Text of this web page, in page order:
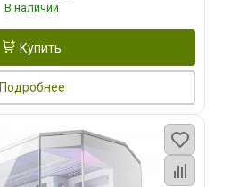
В наличии
Купить
Подробнее